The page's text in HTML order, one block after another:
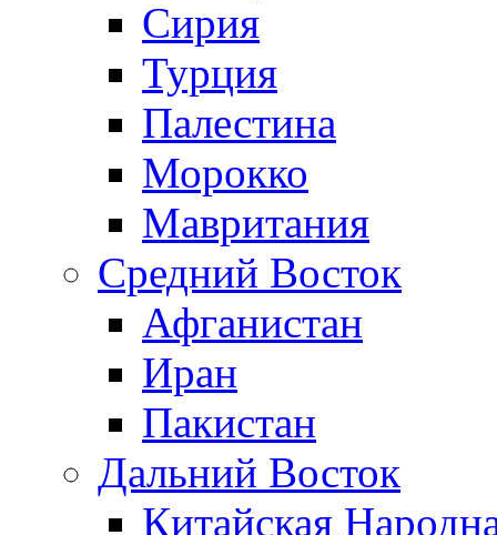
Сирия
Турция
Палестина
Морокко
Мавритания
Средний Восток
Афганистан
Иран
Пакистан
Дальний Восток
Китайская